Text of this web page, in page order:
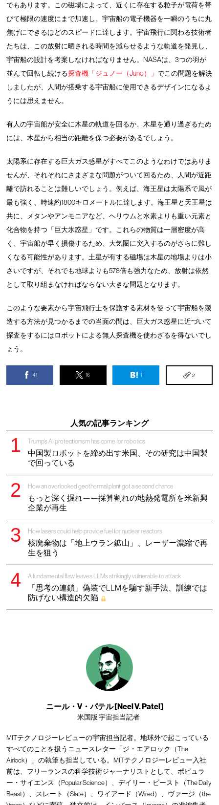
でもあります。この磁場によって、近くに存在する粒子が電荷を帯
びて極限の速度にまで加速し、宇宙船の電子機器を一瞬のうちに丸
焦げにできるほどのスピードに達します。宇宙飛行に関わる技術者
たちは、この放射に晒される時間を減らせるような軌道を発見し、
宇宙船の設計を考案しなければなりません。NASAは、3つの羽が
並んで回転し続ける探査機「ジュノー（Juno）」 でこの問題を解決
しましたが、人間が搭乗する宇宙船に使用できるデザインになるよ
うには思えません。
有人の宇宙船が安全に木星の軌道を回るか、木星を通り過ぎるため
には、木星から相当の距離を保つ必要があるでしょう。
太陽系に存在する巨大ガス惑星がすべてこのようなわけではありま
せんが、それぞれにさまざまな問題がついて回るため、人間が近距
離で訪れることは難しいでしょう。例えば、海王星は太陽系で風が
最も強く、時速約1800キロメートルに達します。海王星と天王星は
共に、メタンやアンモニアなど、ヘリウムと水素よりも重い元素と
化合物を持つ「巨大氷惑星」です。これらの物質は一層密度が高
く、宇宙船が早く損傷するため、大気圏に突入するのがさらに難し
くなる可能性があります。土星が有する磁場は木星の地場よりは小
さいですが、それでも地球よりも578倍も強力なため、放射は依然
として取り組まなければならない大きな問題となります。
このような要素から宇宙飛行士を保護する素材を使って宇宙船を製
造する方法が見つかるまでの当面の間は、巨大ガス惑星に近づいて
探査をするにはロボットによる無人探査機を使わざるを得ないでし
ょう。
41 16 1 2
人気の記事ランキング
Trump’s AI protectionism has come for robotics
中国製ロボットを締め出す米国、その研究は中国製
で回っている
How an overlooked geothermal plant got a second chance
もっと深く掘れ——採算割れの地熱発電所を米新興
企業が再生
How lasers could help provide fuel for nuclear reactors
核廃棄物は「地上ウラン鉱山」、レーザー濃縮で再
生を狙う
A fundamental flaw leaves LLMs strikingly vulnerable to attack
「思考の連鎖」偽装でLLMを騙す新手法、訓練では
防げない構造的欠陥
ニール・V・パテル [Neel V. Patel]
米国版 宇宙担当記者
MITテクノロジーレビューの宇宙担当記者。地球外で起こっている
すべてのことを扱うニュースレター「ジ・エアロック（The
Airlock）」の執筆も担当している。MITテクノロジーレビュー入社
前は、フリーランスの科学技術ジャーナリストとして、ポピュラ
ー・サイエンス（Popular Science）、デイリー・ビースト（The Daily
Beast）、スレート（Slate）、ワイアード（Wired）、ヴァージ（the